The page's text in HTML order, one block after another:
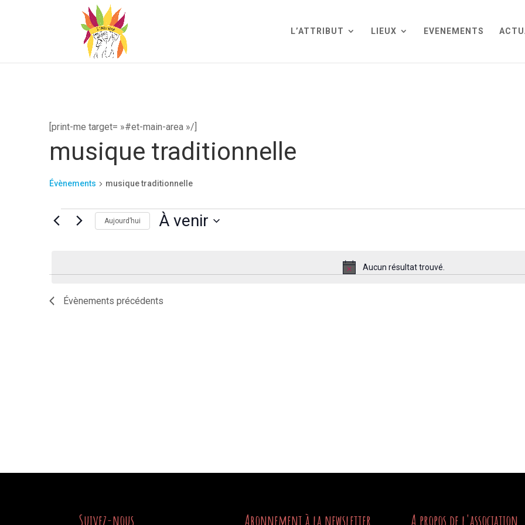
L’ATTRIBUT LIEUX EVENEMENTS
[print-me target= »#et-main-area »/]
musique traditionnelle
Évènements musique traditionnelle
Évènements
Notice
Aucun résultat trouvé.
Aujourd’hui À venir
Évènements précédents
Suivez-nous Abonnement à la newsletter A propos de l'association